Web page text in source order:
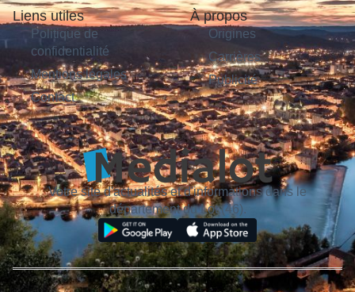
Liens utiles
Politique de
confidentialité
Mentions légales
Contact
À propos
Origines
Carrières
Publicité
Votre site d'actualités et d'informations dans le
département du Lot (46).